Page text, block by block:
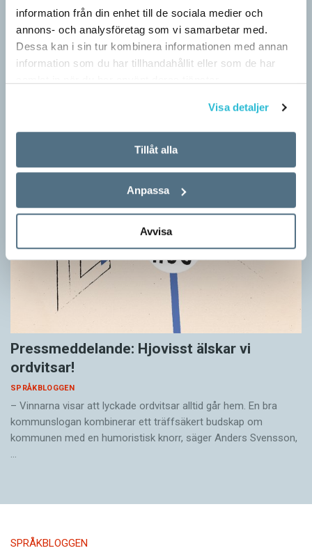
information från din enhet till de sociala medier och
annons- och analysföretag som vi samarbetar med.
Dessa kan i sin tur kombinera informationen med annan
information som du har tillhandahållit eller som de har
Visa detaljer
Tillåt alla
Anpassa
Avvisa
Pressmeddelande: Hjovisst älskar vi
ordvitsar!
SPRÅKBLOGGEN
– Vinnarna visar att lyckade ordvitsar alltid går hem. En bra
kommunslogan kombinerar ett träffsäkert budskap om
kommunen med en humoristisk knorr, säger Anders Svensson,
…
SPRÅKBLOGGEN